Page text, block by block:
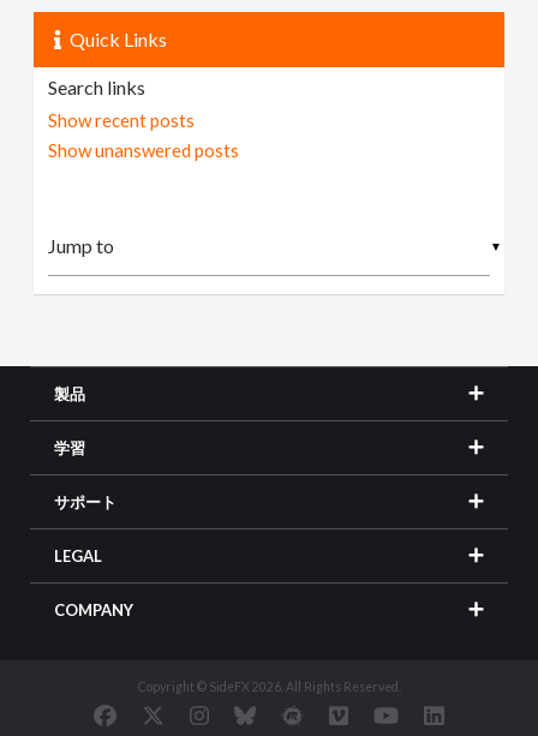
Quick Links
Search links
Show recent posts
Show unanswered posts
▼
製品
学習
サポート
LEGAL
COMPANY
Copyright © SideFX 2026. All Rights Reserved.